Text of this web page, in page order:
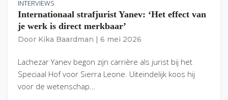
INTERVIEWS
Internationaal strafjurist Yanev: ‘Het effect van
je werk is direct merkbaar’
Door Kika Baardman 6 mei 2026
Lachezar Yanev begon zijn carrière als jurist bij het
Speciaal Hof voor Sierra Leone. Uiteindelijk koos hij
voor de wetenschap…